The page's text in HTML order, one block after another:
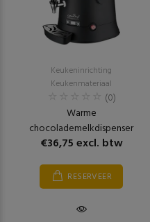
Keukeninrichting
Keukenmateriaal
(0)
Warme
chocolademelkdispenser
€36,75 excl. btw
RESERVEER